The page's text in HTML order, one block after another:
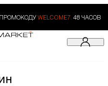
WELCOME7. 48 ЧАСОВ